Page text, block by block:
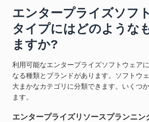
エンタープライズソフ
タイプにはどのような
ますか?
利用可能なエンタープライズソフトウェア
なる種類とブランドがあります。ソフトウ
大まかなカテゴリに分類できます。いくつ
ます。
エンタープライズリソースプランニン